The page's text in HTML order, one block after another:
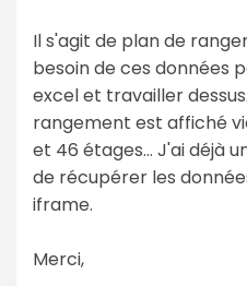
Il s'agit de plan de
besoin de ces données
excel et travailler
rangement est affiché
et 46 étages… J'ai déjà
de récupérer les
iframe.
Merci,